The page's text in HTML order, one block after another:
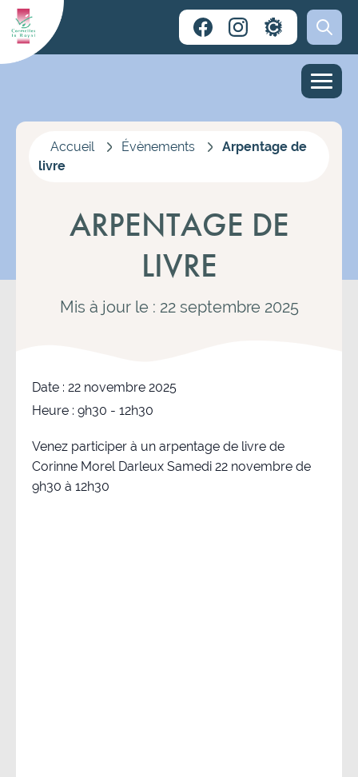
Accueil Évènements
Arpentage de
livre
ARPENTAGE DE
LIVRE
Mis à jour le : 22 septembre 2025
Date : 22 novembre 2025
Heure : 9h30 - 12h30
Venez participer à un arpentage de livre de
Corinne Morel Darleux Samedi 22 novembre de
9h30 à 12h30